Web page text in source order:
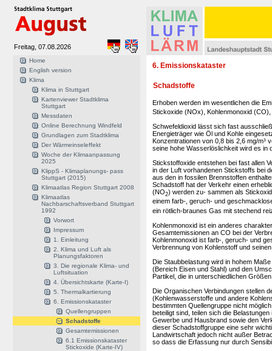
Freitag, 07.08.2026
Home
English version
Klima
Klima in Stuttgart
Kartenviewer Stadtklima
Stuttgart
Messdaten
Online Berechnung Windfeld
Grundlagen zum Stadtklima
Der Wärmeinseleffekt
Woche der Klimaanpassung
2025
KlippS - Klimaplanungs- pass
Stuttgart (2015)
Klimaatlas Region Stuttgart 2008
Klimaatlas
Nachbarschaftsverband Stuttgart
1992
Vorwort
Impressum
1. Einleitung
2. Klima und Luft als
Planungsfaktoren
3. Die regionale Klima- und
Luftsituation
4. Übersichtskarte (Karte-I)
5. Thermalkartierung
6. Emissionskataster
Quellengruppen
Schadstoffe
Gesamtemissionen
6.1 Emissionskataster
Stickoxide (Karte-IV)
6. Emissionskataster
Schadstoffe
Erhoben werden im wesentlichen die
Stickoxide (NOx), Kohlenmonoxid
Schwefeldioxid lässt sich fast
Energieträger wie Öl und Kohle
Konzentrationen von 0,8 bis 2,6 mg/m³
seine hohe Wasserlöslichkeit wird es in
Stickstoffoxide entstehen bei fast allen
in der Luft vorhandenen Stickstoffs bei
aus den in fossilen Brennstoffen
Schadstoff hat der Verkehr einen
(NO2) werden zu- sammen als
einem farb-, geruch- und
ein rötlich-braunes Gas mit stechend
Kohlenmonoxid ist ein anderes
Gesamtemissionen an CO bei der
Kohlenmonoxid ist farb-, geruch- und
Verbrennung von Kohlenstoff und
Die Staubbelastung wird in hohem
(Bereich Eisen und Stahl) und den
Partikel, die in unterschiedlichen
Die Organischen Verbindungen stellen
(Kohlenwasserstoffe und andere
bestimmten Quellengruppe nicht
beteiligt sind, teilen sich die
Gewerbe und Hausbrand sowie den
dieser Schadstoffgruppe eine sehr
Landwirtschaft jedoch nicht außer
so dass die Erfassung nur durch